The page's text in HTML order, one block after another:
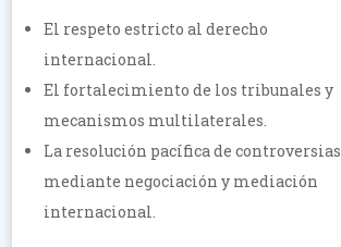
El respeto estricto al derecho
internacional.
El fortalecimiento de los tribunales y
mecanismos multilaterales.
La resolución pacífica de controversias
mediante negociación y mediación
internacional.